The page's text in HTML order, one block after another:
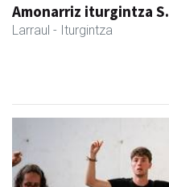
Larraulgo herri ostatua
Larraul - Jatetxeak